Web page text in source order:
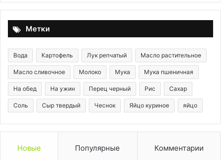
Метки
Вода Картофель Лук репчатый Масло растительное
Масло сливочное Молоко Мука Мука пшеничная
На обед На ужин Перец черный Рис Сахар
Соль Сыр твердый Чеснок Яйцо куриное яйцо
Новые Популярные Комментарии